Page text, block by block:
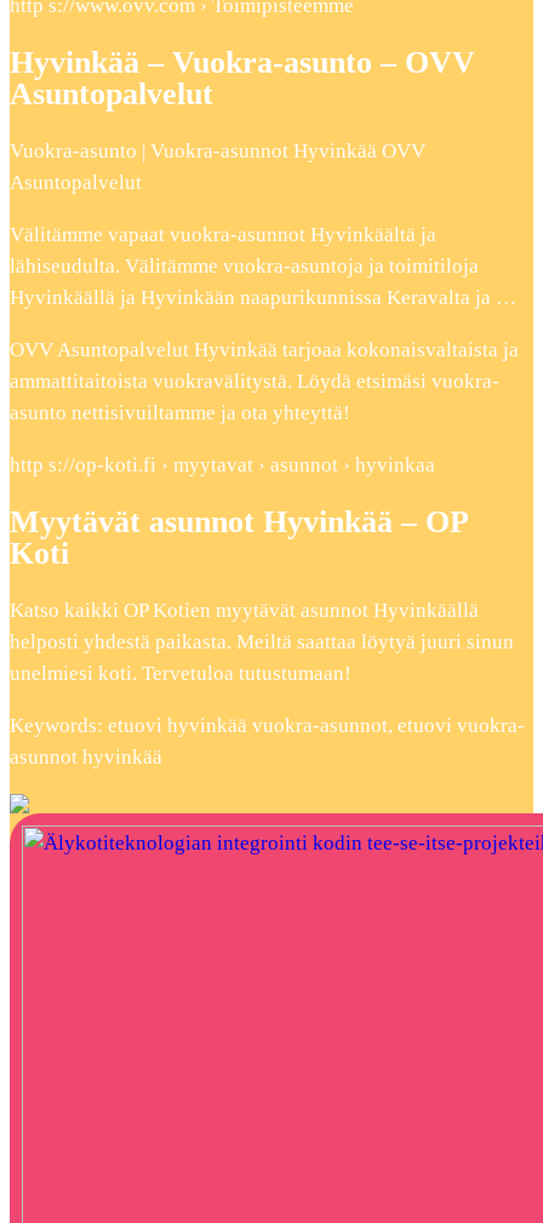
http s://www.ovv.com › Toimipisteemme
Hyvinkää – Vuokra-asunto – OVV
Asuntopalvelut
Vuokra-asunto | Vuokra-asunnot Hyvinkää OVV
Asuntopalvelut
Välitämme vapaat vuokra-asunnot Hyvinkäältä ja
lähiseudulta. Välitämme vuokra-asuntoja ja toimitiloja
Hyvinkäällä ja Hyvinkään naapurikunnissa Keravalta ja …
OVV Asuntopalvelut Hyvinkää tarjoaa kokonaisvaltaista ja
ammattitaitoista vuokravälitystä. Löydä etsimäsi vuokra-
asunto nettisivuiltamme ja ota yhteyttä!
http s://op-koti.fi › myytavat › asunnot › hyvinkaa
Myytävät asunnot Hyvinkää – OP
Koti
Katso kaikki OP Kotien myytävät asunnot Hyvinkäällä
helposti yhdestä paikasta. Meiltä saattaa löytyä juuri sinun
unelmiesi koti. Tervetuloa tutustumaan!
Keywords: etuovi hyvinkää vuokra-asunnot, etuovi vuokra-
asunnot hyvinkää